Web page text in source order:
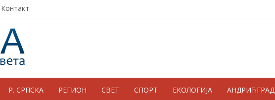
Контакт
Р. СРПСКА РЕГИОН СВЕТ СПОРТ ЕКОЛОГИЈА АНДРИЋГРАД